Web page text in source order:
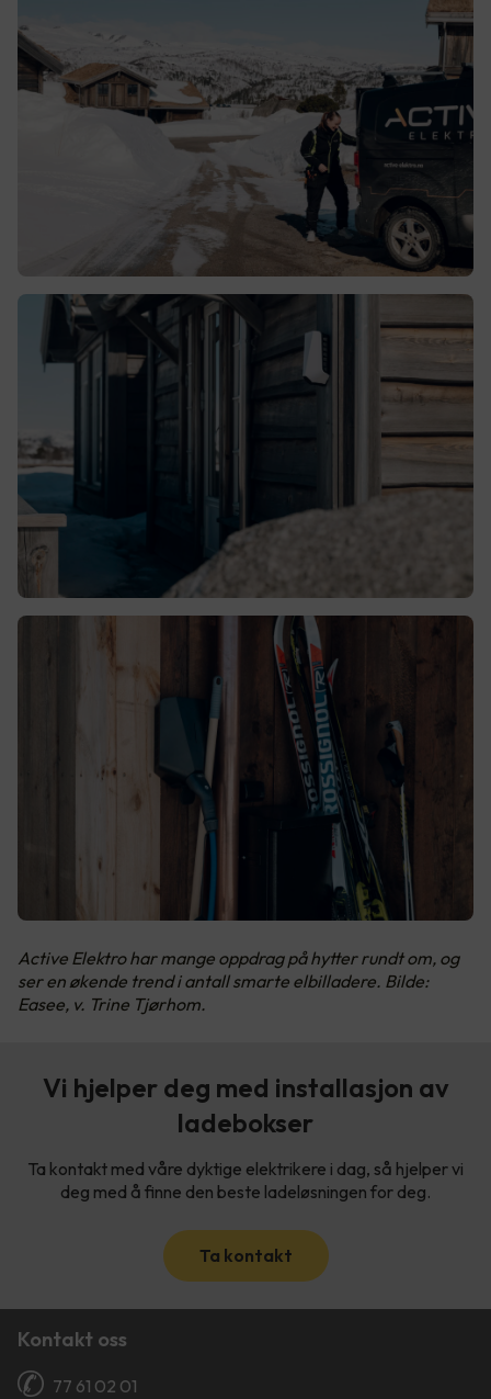
Active Elektro har mange oppdrag på hytter rundt om, og
ser en økende trend i antall smarte elbilladere. Bilde:
Easee, v. Trine Tjørhom.
Vi hjelper deg med installasjon av
ladebokser
Ta kontakt med våre dyktige elektrikere i dag, så hjelper vi
deg med å finne den beste ladeløsningen for deg.
Ta kontakt
Kontakt oss
77 61 02 01